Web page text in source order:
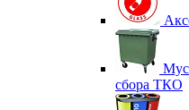
сбора ТКО